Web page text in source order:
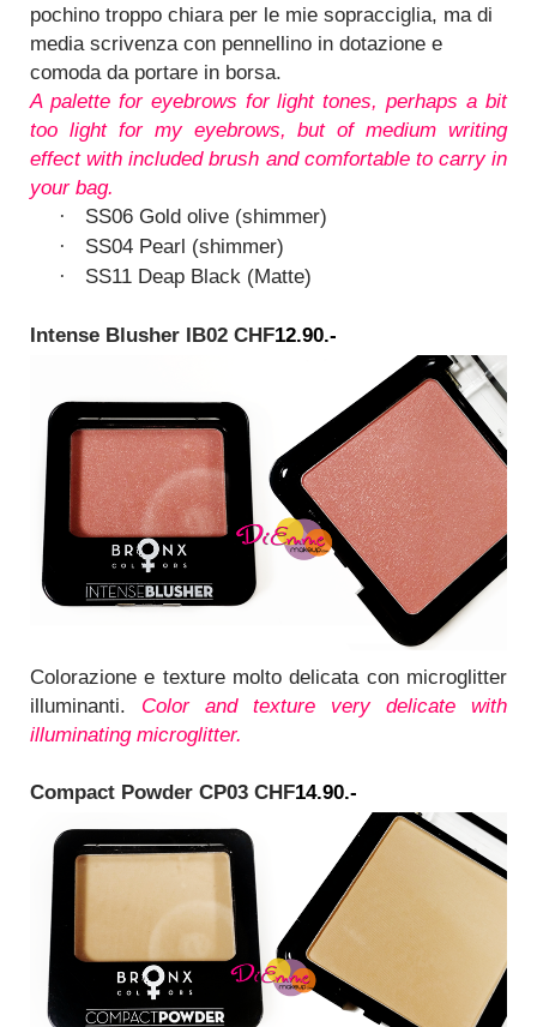
pochino troppo chiara per le mie sopracciglia, ma di
media scrivenza con pennellino in dotazione e
comoda da portare in borsa.
A palette for eyebrows for light tones, perhaps a bit
too light for my eyebrows, but of medium writing
effect with included brush and comfortable to carry in
your bag.
· SS06 Gold olive (shimmer)
· SS04 Pearl (shimmer)
· SS11 Deap Black (Matte)
Intense Blusher IB02 CHF12.90.-
Colorazione e texture molto delicata con microglitter
illuminanti. Color and texture very delicate with
illuminating microglitter.
Compact Powder CP03 CHF14.90.-